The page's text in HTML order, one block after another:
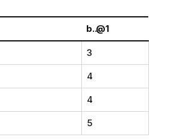
b..@1
3
4
4
5